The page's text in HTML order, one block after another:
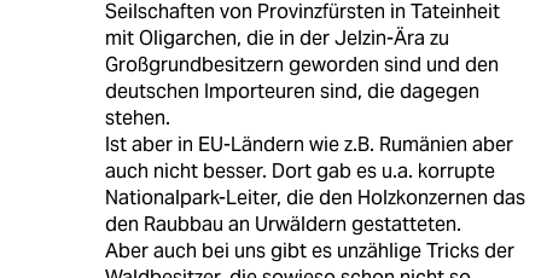
Seilschaften von Provinzfürsten in Tateinheit
mit Oligarchen, die in der Jelzin-Ära zu
Großgrundbesitzern geworden sind und den
deutschen Importeuren sind, die dagegen
stehen.
Ist aber in EU-Ländern wie z.B. Rumänien aber
auch nicht besser. Dort gab es u.a. korrupte
Nationalpark-Leiter, die den Holzkonzernen das
den Raubbau an Urwäldern gestatteten.
Aber auch bei uns gibt es unzählige Tricks der